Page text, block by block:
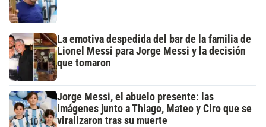
La emotiva despedida del bar de la familia de
Lionel Messi para Jorge Messi y la decisión
que tomaron
Jorge Messi, el abuelo presente: las
imágenes junto a Thiago, Mateo y Ciro que se
viralizaron tras su muerte